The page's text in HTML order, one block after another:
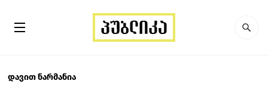
დავით ნარმანია